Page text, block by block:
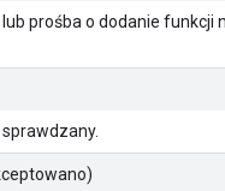
prośba o dodanie funkcji